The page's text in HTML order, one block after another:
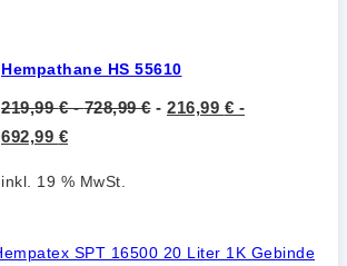
Hempathane HS 55610
219,99€-728,99€- 216,99 € -
692,99 €
inkl. 19 % MwSt.